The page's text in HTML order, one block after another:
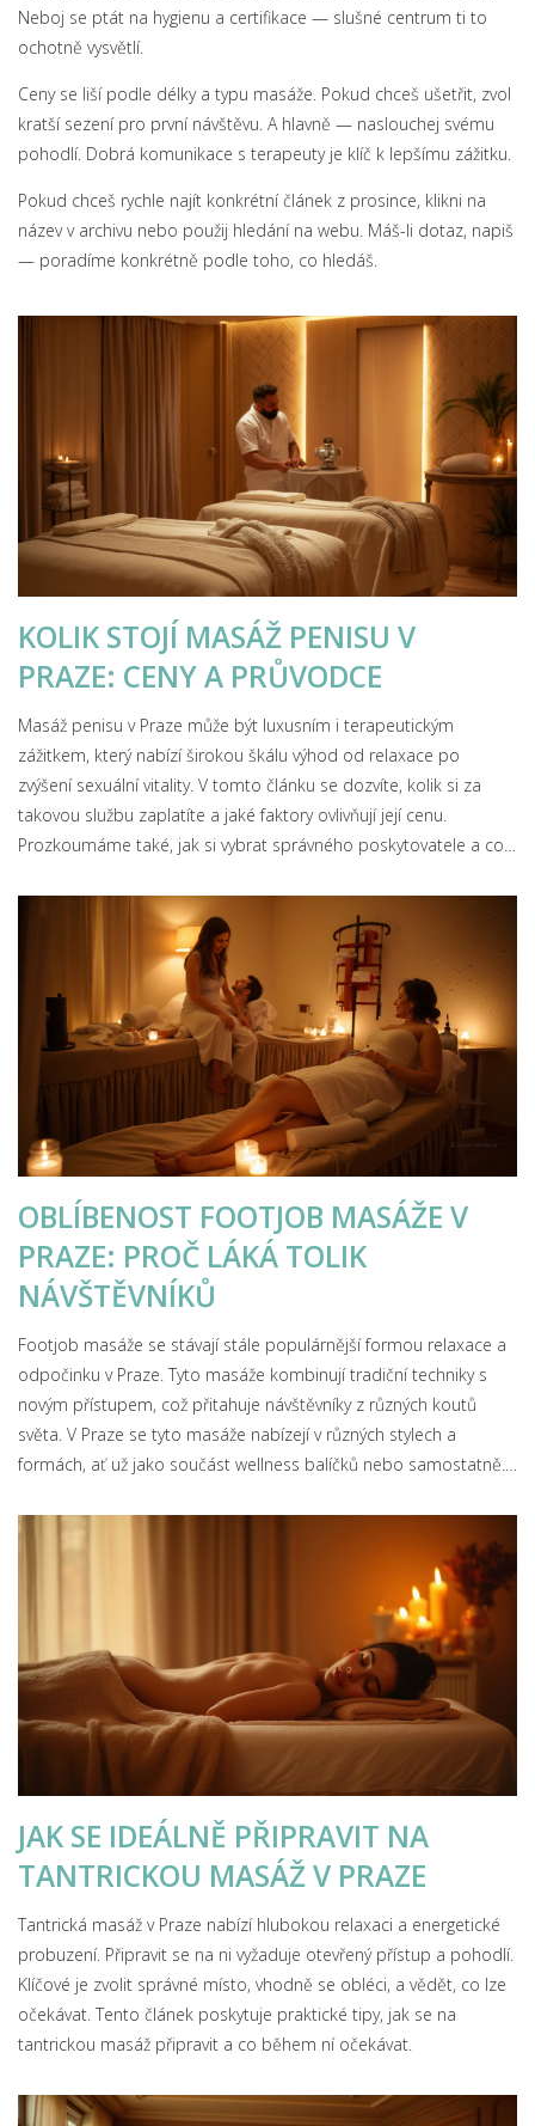
Neboj se ptát na hygienu a certifikace — slušné centrum ti to
ochotně vysvětlí.
Ceny se liší podle délky a typu masáže. Pokud chceš ušetřit, zvol
kratší sezení pro první návštěvu. A hlavně — naslouchej svému
pohodlí. Dobrá komunikace s terapeuty je klíč k lepšímu zážitku.
Pokud chceš rychle najít konkrétní článek z prosince, klikni na
název v archivu nebo použij hledání na webu. Máš-li dotaz, napiš
— poradíme konkrétně podle toho, co hledáš.
KOLIK STOJÍ MASÁŽ PENISU V
PRAZE: CENY A PRŮVODCE
Masáž penisu v Praze může být luxusním i terapeutickým
zážitkem, který nabízí širokou škálu výhod od relaxace po
zvýšení sexuální vitality. V tomto článku se dozvíte, kolik si za
takovou službu zaplatíte a jaké faktory ovlivňují její cenu.
Prozkoumáme také, jak si vybrat správného poskytovatele a co
byste chtěli tuto službu vyzkoušet, tento článek vám poskytne
užitečné tipy a rady.
OBLÍBENOST FOOTJOB MASÁŽE V
PRAZE: PROČ LÁKÁ TOLIK
NÁVŠTĚVNÍKŮ
Footjob masáže se stávají stále populárnější formou relaxace a
odpočinku v Praze. Tyto masáže kombinují tradiční techniky s
novým přístupem, což přitahuje návštěvníky z různých koutů
světa. V Praze se tyto masáže nabízejí v různých stylech a
formách, ať už jako součást wellness balíčků nebo samostatně.
mezi obyvateli i turisty, a poskytuje užitečné rady pro výběr
správného místa.
JAK SE IDEÁLNĚ PŘIPRAVIT NA
TANTRICKOU MASÁŽ V PRAZE
Tantrická masáž v Praze nabízí hlubokou relaxaci a energetické
probuzení. Připravit se na ni vyžaduje otevřený přístup a pohodlí.
Klíčové je zvolit správné místo, vhodně se obléci, a vědět, co lze
očekávat. Tento článek poskytuje praktické tipy, jak se na
tantrickou masáž připravit a co během ní očekávat.